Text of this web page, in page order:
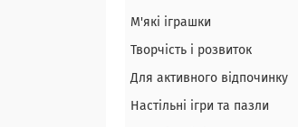
М'які іграшки
Творчість і розвиток
Для активного відпочинку
Настільні ігри та пазли